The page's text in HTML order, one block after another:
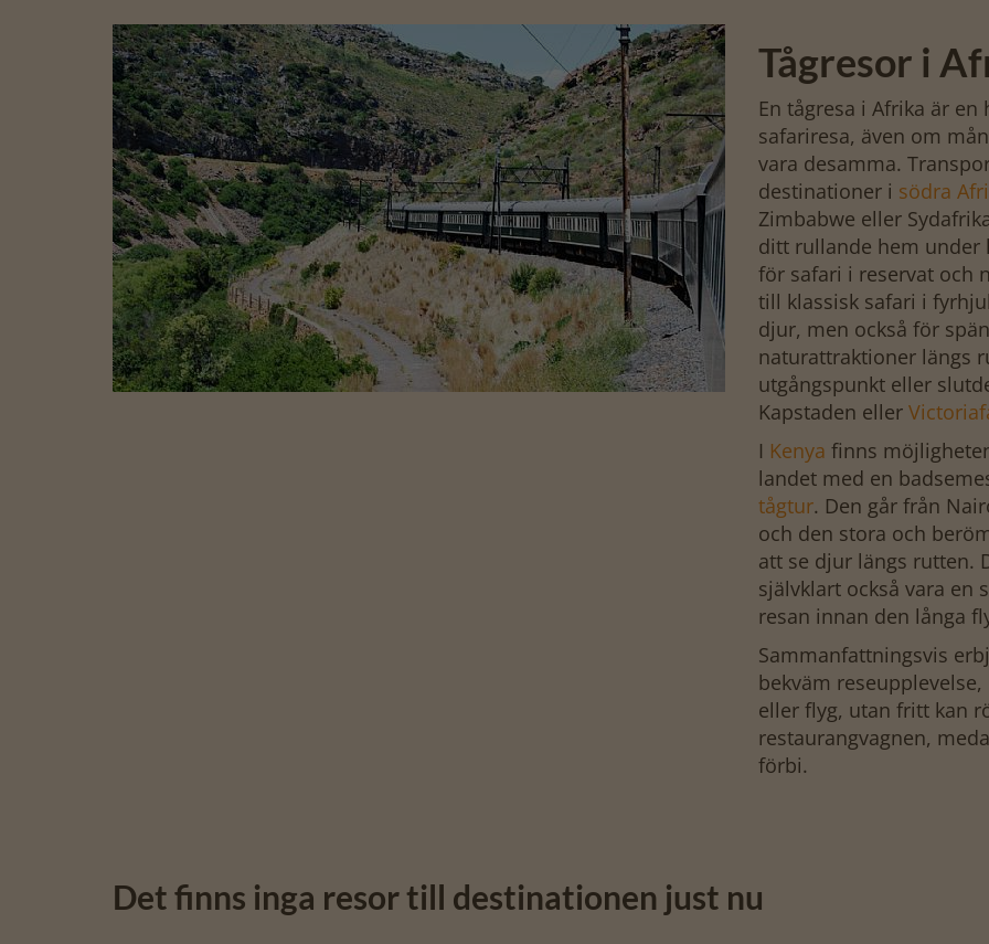
Tågresor i
En tågresa i Afrika är
safariresa, även om
vara desamma.
destinationer i södra
Zimbabwe eller
ditt rullande hem under
för safari i reservat och
till klassisk safari i
djur, men också för
naturattraktioner längs
utgångspunkt eller
Kapstaden eller
I Kenya finns
landet med en
tågtur. Den går från
och den stora och
att se djur längs rutten.
självklart också vara en
resan innan den långa
Sammanfattningsvis
bekväm
eller flyg, utan fritt kan
restaurangvagnen,
förbi.
Det finns inga resor till destinationen just nu